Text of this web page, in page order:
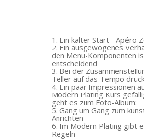
1. Ein kalter Start - Apéro
2. Ein ausgewogenes
den Menu-Komponenten
entscheidend
3. Bei der
Teller auf das Tempo
4. Ein paar Impressionen
Modern Plating Kurs
geht es zum Foto-Album:
5. Gang um Gang zum
Anrichten
6. Im Modern Plating gibt
Regeln